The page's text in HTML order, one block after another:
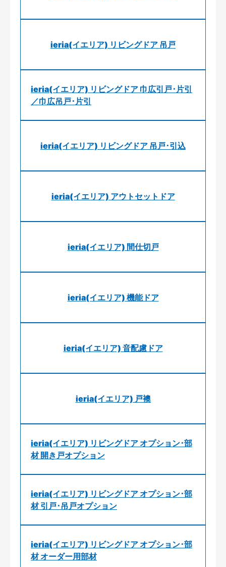
ieria(イエリア) リビングドア 吊戸
ieria(イエリア) リビングドア 巾広引戸･片引
／巾広吊戸･片引
ieria(イエリア) リビングドア 吊戸･引込
ieria(イエリア) アウトセットドア
ieria(イエリア) 間仕切戸
ieria(イエリア) 機能ドア
ieria(イエリア) 音配慮ドア
ieria(イエリア) 戸襖
ieria(イエリア) リビングドア オプション･部
材 開き戸オプション
ieria(イエリア) リビングドア オプション･部
材 引戸･吊戸オプション
ieria(イエリア) リビングドア オプション･部
材 オーダー用部材